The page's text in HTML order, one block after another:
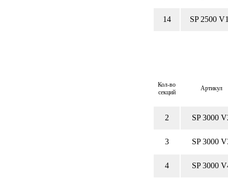
14 SP 2500
Кол-во
секций
Артикул
2 SP 3000
3 SP 3000
4 SP 3000